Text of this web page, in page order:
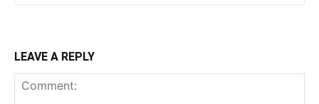
LEAVE A REPLY